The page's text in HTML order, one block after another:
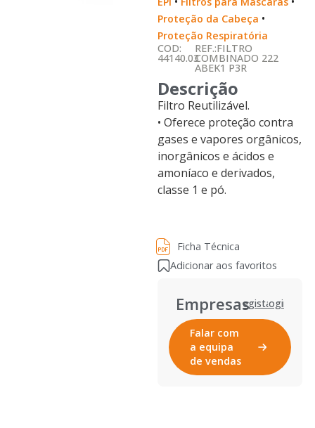
Proteção da Cabeça •
Proteção Respiratória
COD:
44140.03
REF.:FILTRO
COMBINADO 222
ABEK1 P3R
Descrição
Filtro Reutilizável.
• Oferece proteção contra
gases e vapores orgânicos,
inorgânicos e ácidos e
amoníaco e derivados,
classe 1 e pó.
Ficha Técnica
Adicionar aos favoritos
EmpresasRegistarLogin
Falar com
a equipa
de vendas